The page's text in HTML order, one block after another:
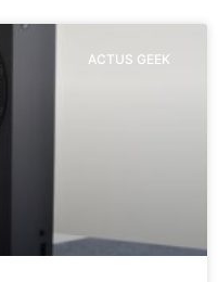
ACTUS GEEK